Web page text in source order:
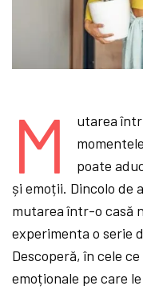
M
utarea
poate
și emoții. Dincolo de
mutarea într-o casă
experimenta o serie
Descoperă, în cele
emoționale pe care